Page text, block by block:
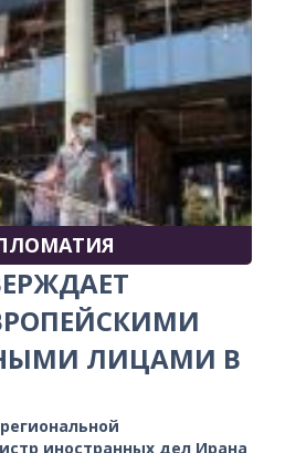
ЛИЦАМИ В
иностранных дел Ирана